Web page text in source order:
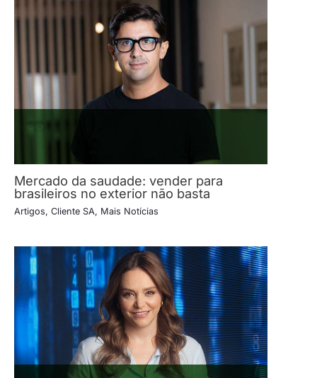
Mercado da saudade: vender para
brasileiros no exterior não basta
Artigos, Cliente SA, Mais Notícias